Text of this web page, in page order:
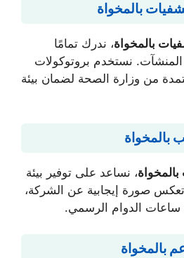
بالمخواة
بالمخواة، ندرك تمامًا
نستخدم بروتوكولات
من وزارة الصحة لضمان بيئة
بالمخواة
، نساعد على توفير بيئة
صورة إيجابية عن الشركة،
ساعات الدوام الرسمي.
بالمخواة